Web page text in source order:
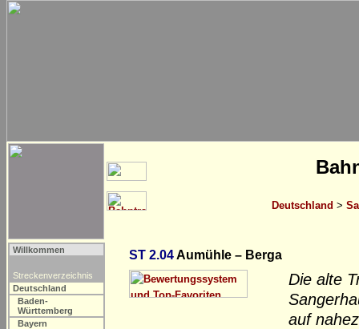
Deutschland >
Willkommen
Streckenverzeichnis
Deutschland
Baden-
Württemberg
Bayern
ST 2.04Aumühle – Berga
Die alte
auf